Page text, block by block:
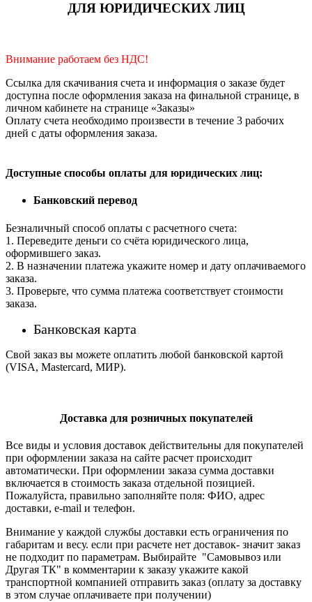
ДЛЯ ЮРИДИЧЕСКИХ ЛИЦ
Внимание работаем без НДС!
Ссылка для скачивания счета и информация о заказе будет
доступна после оформления заказа на финальной странице, в
личном кабинете на странице «Заказы»
Оплату счета необходимо произвести в течение 3 рабочих
дней с даты оформления заказа.
Доступные способы оплаты для юридических лиц:
Банковский перевод
Безналичный способ оплаты с расчетного счета:
1. Переведите деньги со счёта юридического лица,
оформившего заказ.
2. В назначении платежа укажите номер и дату оплачиваемого
заказа.
3. Проверьте, что сумма платежа соответствует стоимости
заказа.
Банковская карта
Свой заказ вы можете оплатить любой банковской картой
(VISA, Mastercard, МИР).
Доставка для розничных покупателей
Все виды и условия доставок действительны для покупателей
при оформлении заказа на сайте расчет происходит
автоматически. При оформлении заказа сумма доставки
включается в стоимость заказа отдельной позицией.
Пожалуйста, правильно заполняйте поля: ФИО, адрес
доставки, e-mail и телефон.
Внимание у каждой службы доставки есть ограничения по
габаритам и весу. если при расчете нет доставок- значит заказ
не подходит по параметрам. Выбирайте "Самовывоз или
Другая ТК" в комментарии к заказу укажите какой
транспортной компанией отправить заказ (оплату за доставку
в этом случае оплачиваете при получении)